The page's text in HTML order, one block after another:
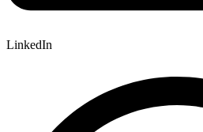
LinkedIn